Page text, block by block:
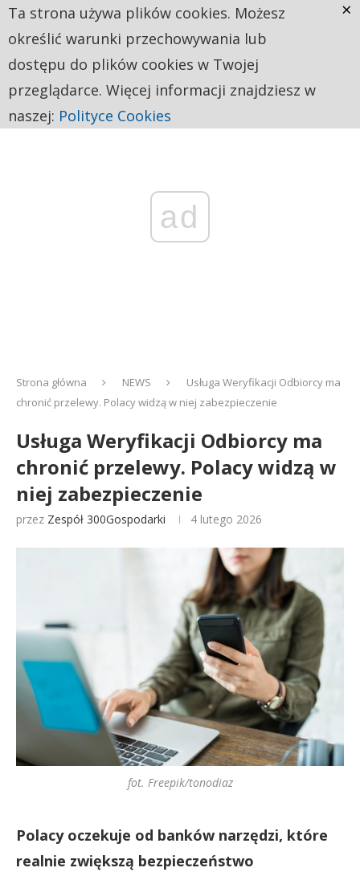
ad
Strona główna NEWS
Usługa Weryfikacji Odbiorcy ma
chronić przelewy. Polacy widzą w niej zabezpieczenie
Usługa Weryfikacji Odbiorcy ma
chronić przelewy. Polacy widzą w
niej zabezpieczenie
przez Zespół 300Gospodarki 4 lutego 2026
fot. Freepik/tonodiaz
Polacy oczekuje od banków narzędzi, które
realnie zwiększą bezpieczeństwo
Ta strona używa plików cookies. Możesz
określić warunki przechowywania lub
dostępu do plików cookies w Twojej
przeglądarce. Więcej informacji znajdziesz w
naszej: Polityce Cookies
×